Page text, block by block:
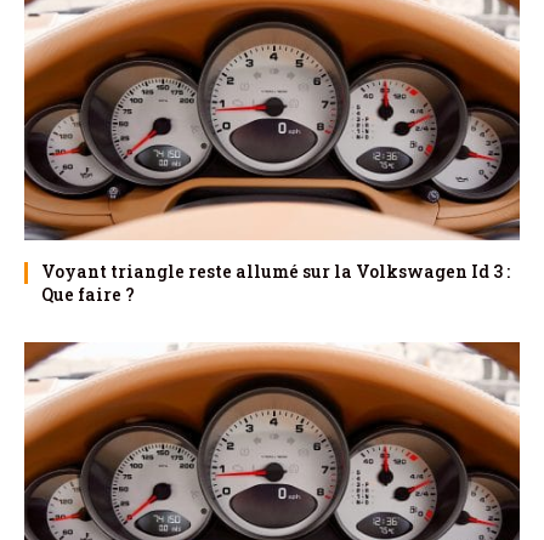
Voyant triangle reste allumé sur la Volkswagen Id 3 :
Que faire ?